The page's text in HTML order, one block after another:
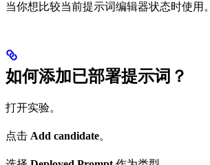
当你想比较当前提示词编辑器状态时使用。
如何添加已部署提示词？
打开实验。
点击 Add candidate。